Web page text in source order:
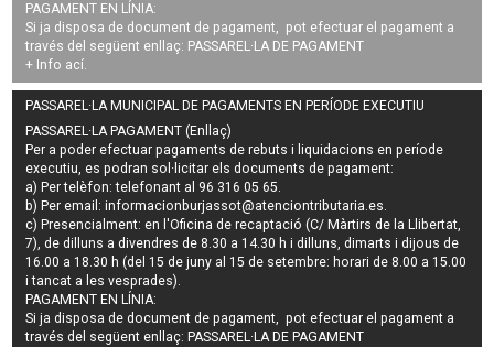
PAGAMENT EN LÍNIA:
Si ja disposa de document de pagament, pot efectuar el pagament a
través del següent enllaç: PASSAREL·LA DE PAGAMENT
+ Info ací.
PASSAREL·LA MUNICIPAL DE PAGAMENTS EN PERÍODE EXECUTIU
PASSAREL·LA PAGAMENT (Enllaç)
Per a poder efectuar pagaments derebuts i liquidacions en període
executiu, es podran sol·licitar els documents de pagament:
a) Per telèfon: telefonant al 96 316 05 65.
b) Per email:informacionburjassot@atenciontributaria.es.
c) Presencialment: en l'Oficina de recaptació (C/ Màrtirs de la Llibertat,
7), de dilluns a divendres de 8.30 a 14.30 h i dilluns, dimarts i dijous de
16.00 a 18.30 h (del 15 de juny al 15 de setembre: horari de 8.00 a 15.00
i tancat a les vesprades).
PAGAMENT EN LÍNIA:
Si ja disposa de document de pagament, pot efectuar el pagament a
través del següent enllaç: PASSAREL·LA DE PAGAMENT